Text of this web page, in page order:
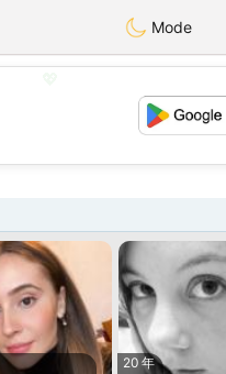
Mode
20 年